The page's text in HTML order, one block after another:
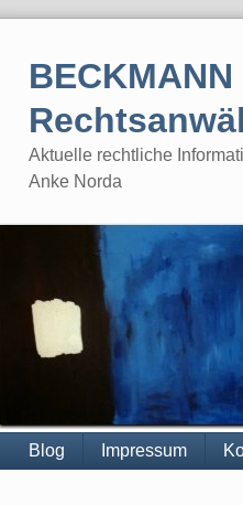
Aktuelle rechtliche
Anke Norda
Blog Impressum